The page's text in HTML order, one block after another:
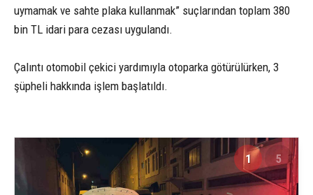
uymamak ve sahte plaka kullanmak” suçlarından toplam 380
bin TL idari para cezası uygulandı.
Çalıntı otomobil çekici yardımıyla otoparka götürülürken, 3
şüpheli hakkında işlem başlatıldı.
1 5